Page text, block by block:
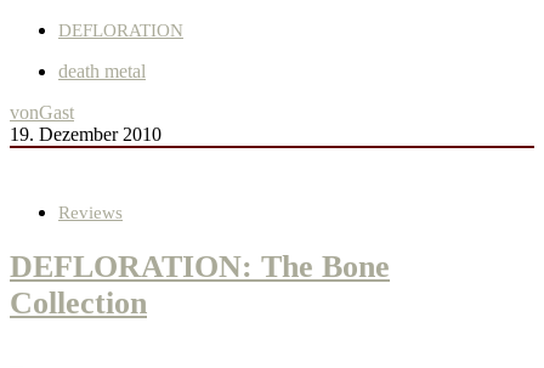
DEFLORATION
death metal
vonGast
19. Dezember 2010
Reviews
DEFLORATION: The Bone
Collection